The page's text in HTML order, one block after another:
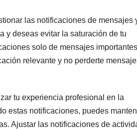
las notificaciones de mensajes
y deseas evitar la saturación de tu
solo de mensajes
relevante y no perderte
tu experiencia profesional en la
estas notificaciones, puedes
Ajustar las notificaciones de